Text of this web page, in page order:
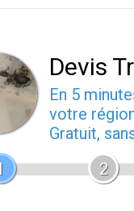
Devis
En 5
votre
Gratuit,
2